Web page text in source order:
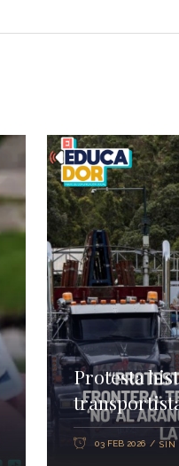
Protesta
03 FEB 2026 SIN